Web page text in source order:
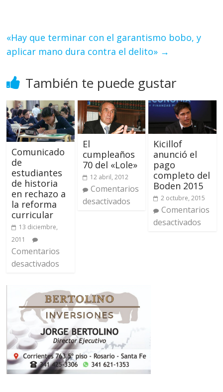
«Hay que terminar con el garantismo bobo, y
aplicar mano dura contra el delito» →
También te puede gustar
Comunicado
de
estudiantes
de historia
en rechazo a
la reforma
curricular
13 diciembre,
2011
Comentarios
desactivados
El
cumpleaños
70 del «Lole»
12 abril, 2012
Comentarios
desactivados
Kicillof
anunció el
pago
completo del
Boden 2015
2 octubre, 2015
Comentarios
desactivados